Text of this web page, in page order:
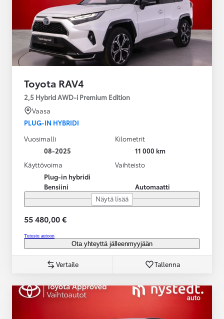
Toyota RAV4
2,5 Hybrid AWD-i Premium Edition
Vaasa
PLUG-IN HYBRIDI
Vuosimalli
08-2025
Kilometrit
11 000 km
Käyttövoima
Plug-in hybridi
Bensiini
Vaihteisto
Automaatti
Näytä lisää
55 480,00 €
Tutustu autoon
Ota yhteyttä jälleenmyyjään
Vertaile Tallenna